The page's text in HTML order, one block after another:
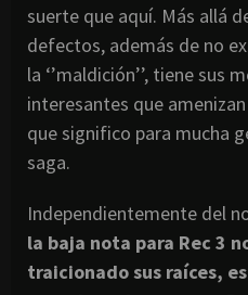
suerte que aquí. Más allá
defectos, además de no
la ‘’maldición’’, tiene sus
interesantes que
que significo para mucha
saga.
Independientemente del
la baja nota para Rec 3
traicionado sus raíces,